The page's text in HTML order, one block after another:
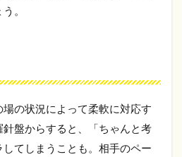
。
の状況によって柔軟に対応す
針盤からすると、「ちゃんと考
てしまうことも。相手のペー